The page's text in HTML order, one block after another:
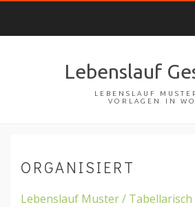
Lebenslauf
LEBENSLAUF
VORLAGEN IN
ORGANISIERT
Lebenslauf Muster / Tabellarisch